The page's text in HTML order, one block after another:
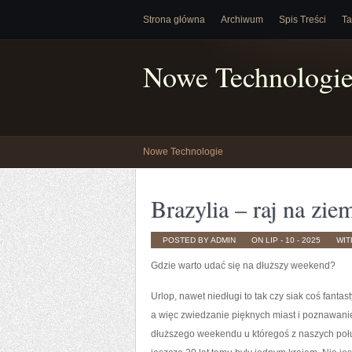
Strona główna Archiwum Spis Treści
Nowe
Nowe Technologie
Brazylia – raj na
POSTED BY ADMIN ON LIP - 10 - 2025
Gdzie warto udać się na dłuższy weekend?
Urlop, nawet niedługi to tak czy siak coś
a więc zwiedzanie pięknych miast i
dłuższego weekendu u któregoś z naszych